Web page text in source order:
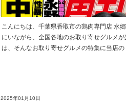
こんにちは、千葉県香取市の鶏肉専門店 水
にいながら、全国各地のお取り寄せグルメ
は、そんなお取り寄せグルメの特集に当店の
2025年01月10日